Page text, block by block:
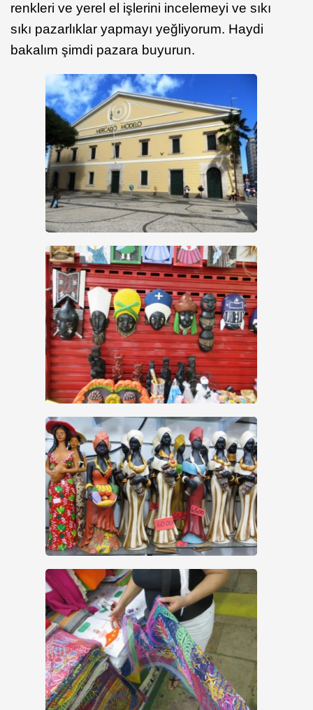
renkleri ve yerel el işlerini incelemeyi ve sıkı
sıkı pazarlıklar yapmayı yeğliyorum. Haydi
bakalım şimdi pazara buyurun.